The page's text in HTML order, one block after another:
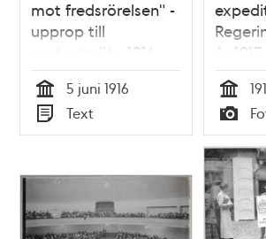
mot fredsrörelsen" -
upprop till
protestmöte 1916
Tid
5 juni 1916
Typ
Text
år 1917
Tid
Typ